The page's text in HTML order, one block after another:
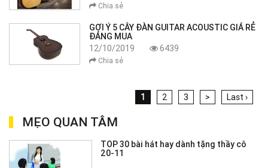
Chia sẻ
GỢI Ý 5 CÂY ĐÀN GUITAR ACOUSTIC GIÁ RẺ
ĐÁNG MUA
12/10/2019
6439
Chia sẻ
1 2 3 > Last ›
MẸO QUAN TÂM
TOP 30 bài hát hay dành tặng thầy cô
20-11